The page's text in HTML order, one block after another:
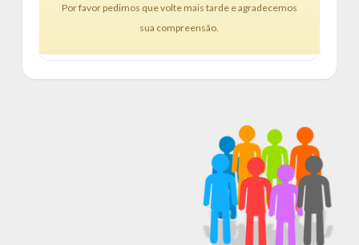
Por favor pedimos que volte mais tarde e agradecemos
sua compreensão.